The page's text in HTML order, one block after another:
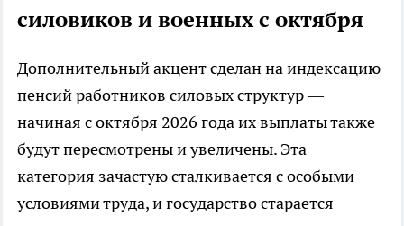
силовиков и военных с октября
Дополнительный акцент сделан на индексацию
пенсий работников силовых структур —
начиная с октября 2026 года их выплаты также
будут пересмотрены и увеличены. Эта
категория зачастую сталкивается с особыми
условиями труда, и государство старается